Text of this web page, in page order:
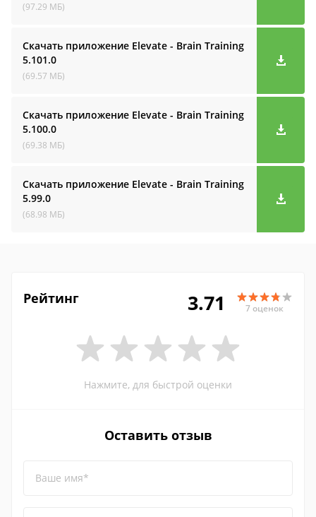
(97.29 МБ)
Скачать приложение Elevate - Brain Training
5.101.0
(69.57 МБ)
Скачать приложение Elevate - Brain Training
5.100.0
(69.38 МБ)
Скачать приложение Elevate - Brain Training
5.99.0
(68.98 МБ)
Рейтинг 3.71 7 оценок
Нажмите, для быстрой оценки
Оставить отзыв
Ваше имя*